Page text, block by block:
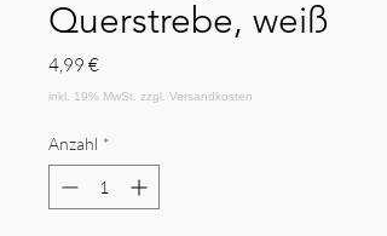
Querstrebe, weiß
4,99 €Preis
Anzahl *